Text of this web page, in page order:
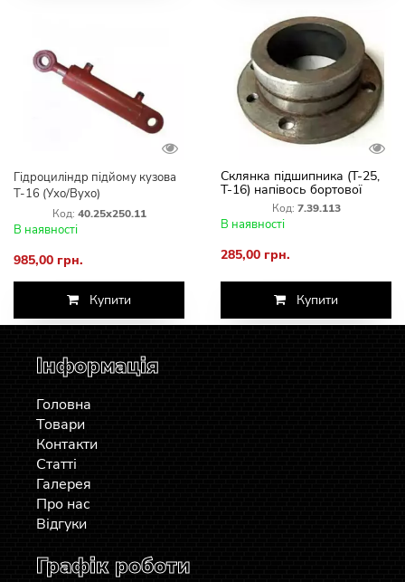
Гідроциліндр підйому кузова
Т-16 (Ухо/Вухо)
Код: 40.25х250.11
В наявності
985,00 грн.
Купити
Склянка підшипника (Т-25,
Т-16) напівось бортової
передачі 7.39.113
Код: 7.39.113
В наявності
285,00 грн.
Купити
Інформація
Головна
Товари
Контакти
Статті
Галерея
Про нас
Відгуки
Графік роботи